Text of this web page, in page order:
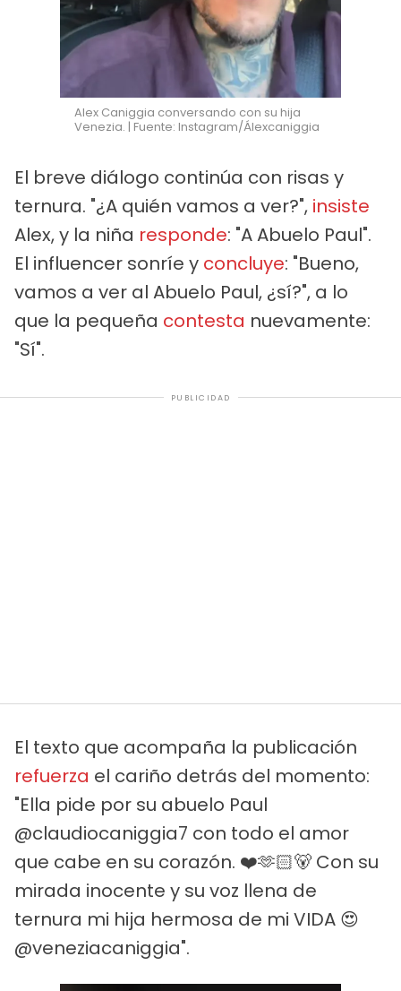
Alex Caniggia conversando con su hija
Venezia. | Fuente: Instagram/Álexcaniggia
El breve diálogo continúa con risas y
ternura. "¿A quién vamos a ver?", insiste
Alex, y la niña responde: "A Abuelo Paul".
El influencer sonríe y concluye: "Bueno,
vamos a ver al Abuelo Paul, ¿sí?", a lo
que la pequeña contesta nuevamente:
"Sí".
PUBLICIDAD
El texto que acompaña la publicación
refuerza el cariño detrás del momento:
"Ella pide por su abuelo Paul
@claudiocaniggia7 con todo el amor
que cabe en su corazón. ❤️🫶🏻🐻 Con su
mirada inocente y su voz llena de
ternura mi hija hermosa de mi VIDA 😍
@veneziacaniggia".